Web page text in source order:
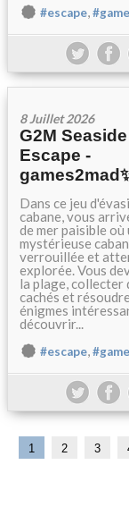
#escape,
8 Juillet 2026
G2M
Escape -
Dans ce jeu
cabane, vous
de mer paisible où
mystérieuse
verrouillée et
explorée. Vous
la plage, collecter
cachés et
énigmes
découvrir...
#escape,
1 2 3